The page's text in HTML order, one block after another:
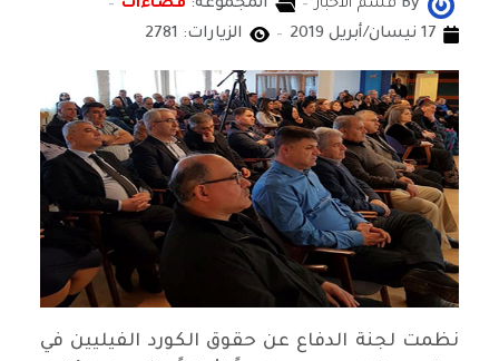
By قسم الاخبار المجموعة: فضاءات
17 نيسان/أبريل 2019
الزيارات: 2781
نظمت لجنة الدفاع عن حقوق الكورد الفيليين في